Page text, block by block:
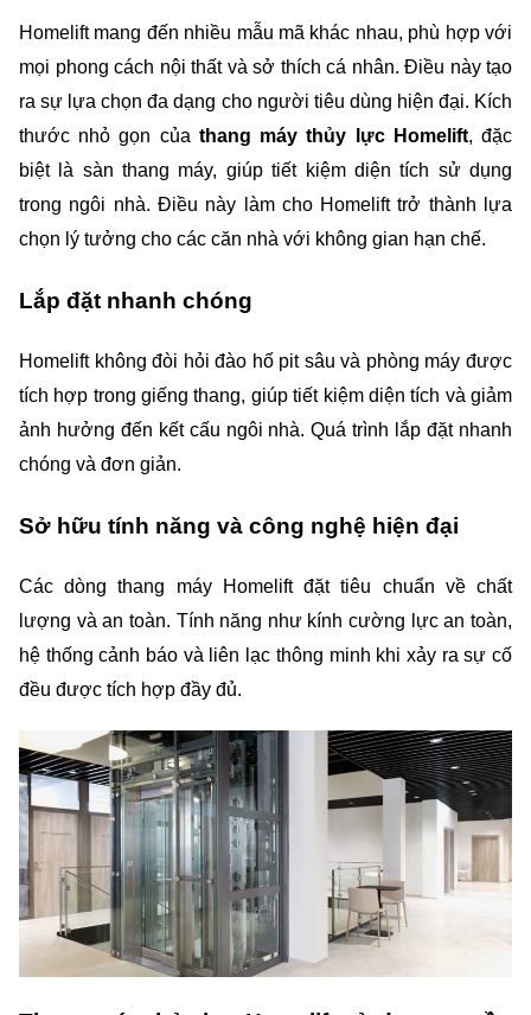
Homelift mang đến nhiều mẫu mã khác nhau, phù hợp với
mọi phong cách nội thất và sở thích cá nhân. Điều này tạo
ra sự lựa chọn đa dạng cho người tiêu dùng hiện đại. Kích
thước nhỏ gọn của thang máy thủy lực Homelift, đặc
biệt là sàn thang máy, giúp tiết kiệm diện tích sử dụng
trong ngôi nhà. Điều này làm cho Homelift trở thành lựa
chọn lý tưởng cho các căn nhà với không gian hạn chế.
Lắp đặt nhanh chóng
Homelift không đòi hỏi đào hố pit sâu và phòng máy được
tích hợp trong giếng thang, giúp tiết kiệm diện tích và giảm
ảnh hưởng đến kết cấu ngôi nhà. Quá trình lắp đặt nhanh
chóng và đơn giản.
Sở hữu tính năng và công nghệ hiện đại
Các dòng thang máy Homelift đặt tiêu chuẩn về chất
lượng và an toàn. Tính năng như kính cường lực an toàn,
hệ thống cảnh báo và liên lạc thông minh khi xảy ra sự cố
đều được tích hợp đầy đủ.